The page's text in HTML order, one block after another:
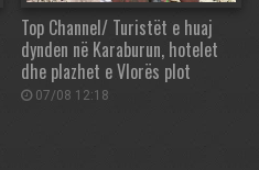
Top Channel/ Turistët e huaj
dynden në Karaburun, hotelet
dhe plazhet e Vlorës plot
07/08 12:18